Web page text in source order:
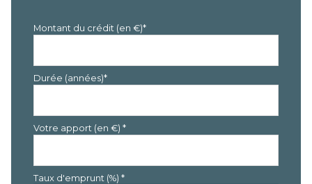
Montant du crédit (en €)*
Durée (années)*
Votre apport (en €) *
Taux d'emprunt (%) *